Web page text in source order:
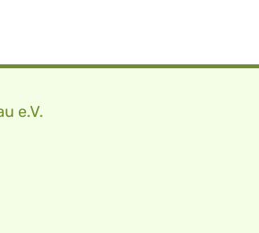
e.V.